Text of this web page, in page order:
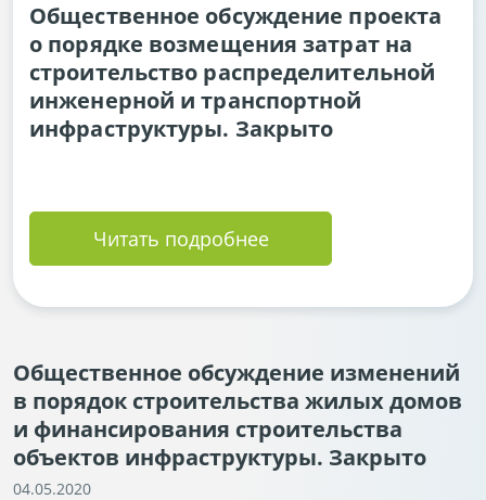
Общественное обсуждение проекта
о порядке возмещения затрат на
строительство распределительной
инженерной и транспортной
инфраструктуры. Закрыто
Читать подробнее
Общественное обсуждение изменений
в порядок строительства жилых домов
и финансирования строительства
объектов инфраструктуры. Закрыто
04.05.2020